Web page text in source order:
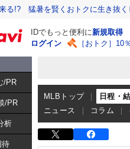
る!? 猛暑を賢くおトクに生き抜く
IDでもっと便利に新規取得
ログイン
［おトク］10
/PR
/PR
析
待
MLBトップ
日程・
ニュース
コラム